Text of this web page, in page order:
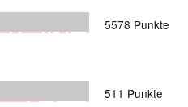
5578 Punkte
511 Punkte